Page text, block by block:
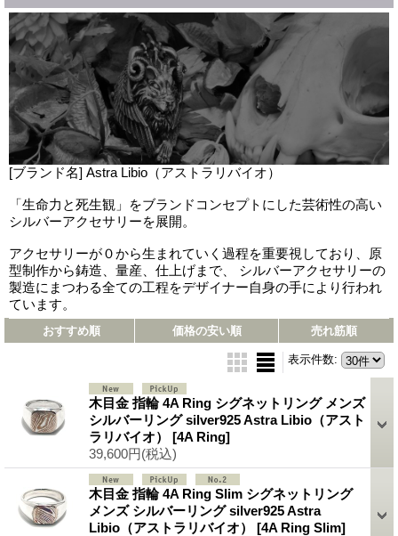
[ブランド名] Astra Libio（アストラリバイオ）
「生命力と死生観」をブランドコンセプトにした芸術性の高い
シルバーアクセサリーを展開。
アクセサリーが０から生まれていく過程を重要視しており、原
型制作から鋳造、量産、仕上げまで、 シルバーアクセサリーの
製造にまつわる全ての工程をデザイナー自身の手により行われ
ています。
おすすめ順 価格の安い順 売れ筋順
表示件数:
木目金 指輪 4A Ring シグネットリング メンズ
シルバーリング silver925 Astra Libio（アスト
ラリバイオ） [4A Ring]
39,600円(税込)
木目金 指輪 4A Ring Slim シグネットリング
メンズ シルバーリング silver925 Astra
Libio（アストラリバイオ） [4A Ring Slim]